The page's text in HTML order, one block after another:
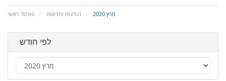
פורטל ראשי הודעות וחדשות מרץ 2020
לפי חודש